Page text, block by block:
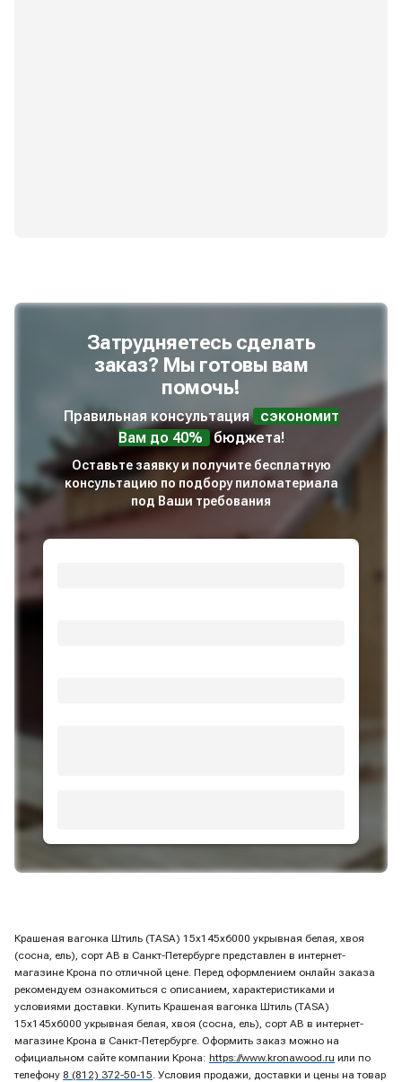
Затрудняетесь сделать
заказ? Мы готовы вам
помочь!
Правильная консультация
сэкономит
Вам до 40%
бюджета!
Оставьте заявку и получите бесплатную
консультацию по подбору пиломатериала
под Ваши требования
Крашеная вагонка Штиль (TASA) 15х145х6000 укрывная белая, хвоя
(сосна, ель), сорт АВ в Санкт-Петербурге представлен в интернет-
магазине Крона по отличной цене. Перед оформлением онлайн заказа
рекомендуем ознакомиться с описанием, характеристиками и
условиями доставки. Купить Крашеная вагонка Штиль (TASA)
15х145х6000 укрывная белая, хвоя (сосна, ель), сорт АВ в интернет-
магазине Крона в Санкт-Петербурге. Оформить заказ можно на
официальном сайте компании Крона: https://www.kronawood.ru или по
телефону 8 (812) 372-50-15. Условия продажи, доставки и цены на товар